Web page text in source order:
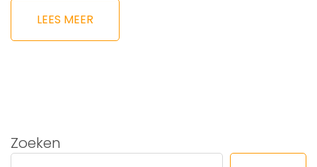
LEES MEER
Zoeken